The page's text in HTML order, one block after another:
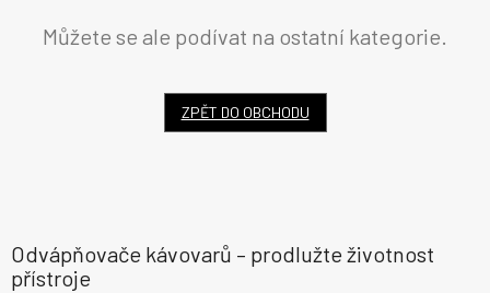
Můžete se ale podívat na ostatní kategorie.
ZPĚT DO OBCHODU
Odvápňovače kávovarů – prodlužte životnost
přístroje